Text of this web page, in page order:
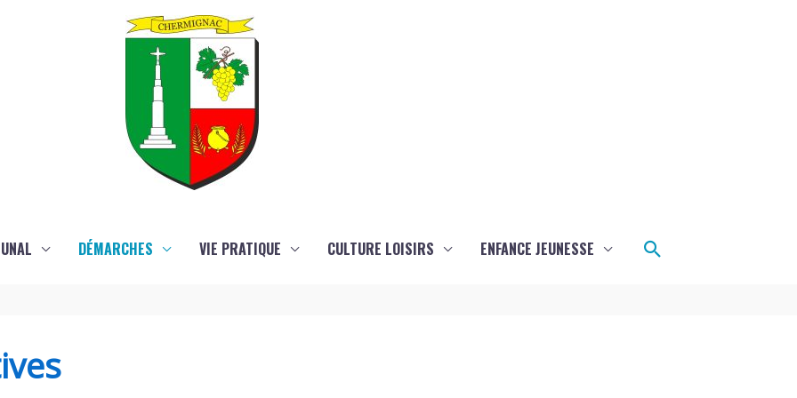
DÉMARCHES VIE PRATIQUE CULTURE LOISIRS ENFANCE JEUNESSE Rechercher